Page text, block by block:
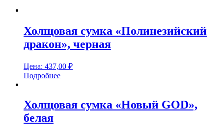
Холщовая сумка «Полинезийский
дракон», черная
Цена: 437,00 ₽
Подробнее
Холщовая сумка «Новый GOD»,
белая